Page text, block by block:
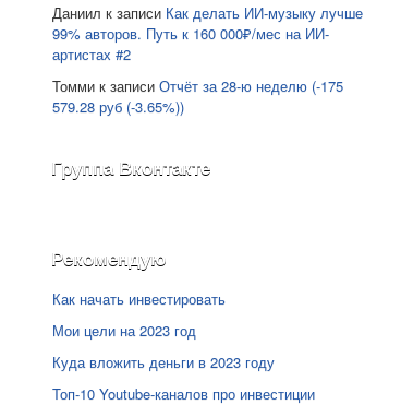
Даниил к записи Как делать ИИ-музыку лучше
99% авторов. Путь к 160 000₽/мес на ИИ-
артистах #2
Томми к записи Отчёт за 28-ю неделю (-175
579.28 руб (-3.65%))
Группа Вконтакте
Рекомендую
Как начать инвестировать
Мои цели на 2023 год
Куда вложить деньги в 2023 году
Топ-10 Youtube-каналов про инвестиции